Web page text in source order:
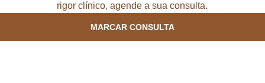
rigor clínico, agende a sua consulta.
MARCAR CONSULTA